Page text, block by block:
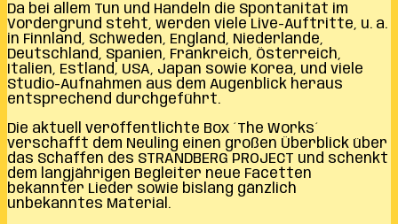
Da bei allem Tun und Handeln die Spontanität im
Vordergrund steht, werden viele Live-Auftritte, u. a.
in Finnland, Schweden, England, Niederlande,
Deutschland, Spanien, Frankreich, Österreich,
Italien, Estland, USA, Japan sowie Korea, und viele
Studio-Aufnahmen aus dem Augenblick heraus
entsprechend durchgeführt.
Die aktuell veröffentlichte Box ´The Works´
verschafft dem Neuling einen großen Überblick über
das Schaffen des STRANDBERG PROJECT und schenkt
dem langjährigen Begleiter neue Facetten
bekannter Lieder sowie bislang gänzlich
unbekanntes Material.